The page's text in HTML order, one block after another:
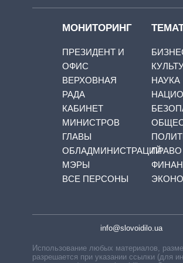
МОНИТОРИНГ
ПРЕЗИДЕНТ И
ОФИС
ВЕРХОВНАЯ
РАДА
КАБИНЕТ
МИНИСТРОВ
ГЛАВЫ
ОБЛАДМИНИСТРАЦИЙ
МЭРЫ
ВСЕ ПЕРСОНЫ
НАУКА
ПРАВО
info@slovoidilo.ua
Использование любых материалов,
разрешается при указании ссылки (для